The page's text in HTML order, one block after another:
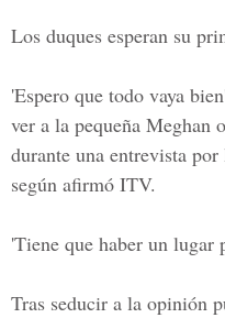
Los duques esperan su
'Espero que todo vaya
ver a la pequeña Meghan
durante una entrevista
según afirmó ITV.
'Tiene que haber un lugar
Tras seducir a la opinión